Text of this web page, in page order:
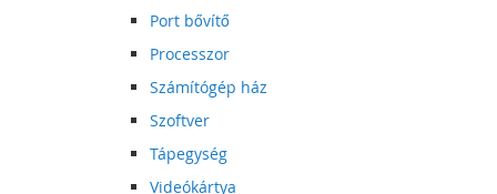
Port bővítő
Processzor
Számítógép ház
Szoftver
Tápegység
Videókártya